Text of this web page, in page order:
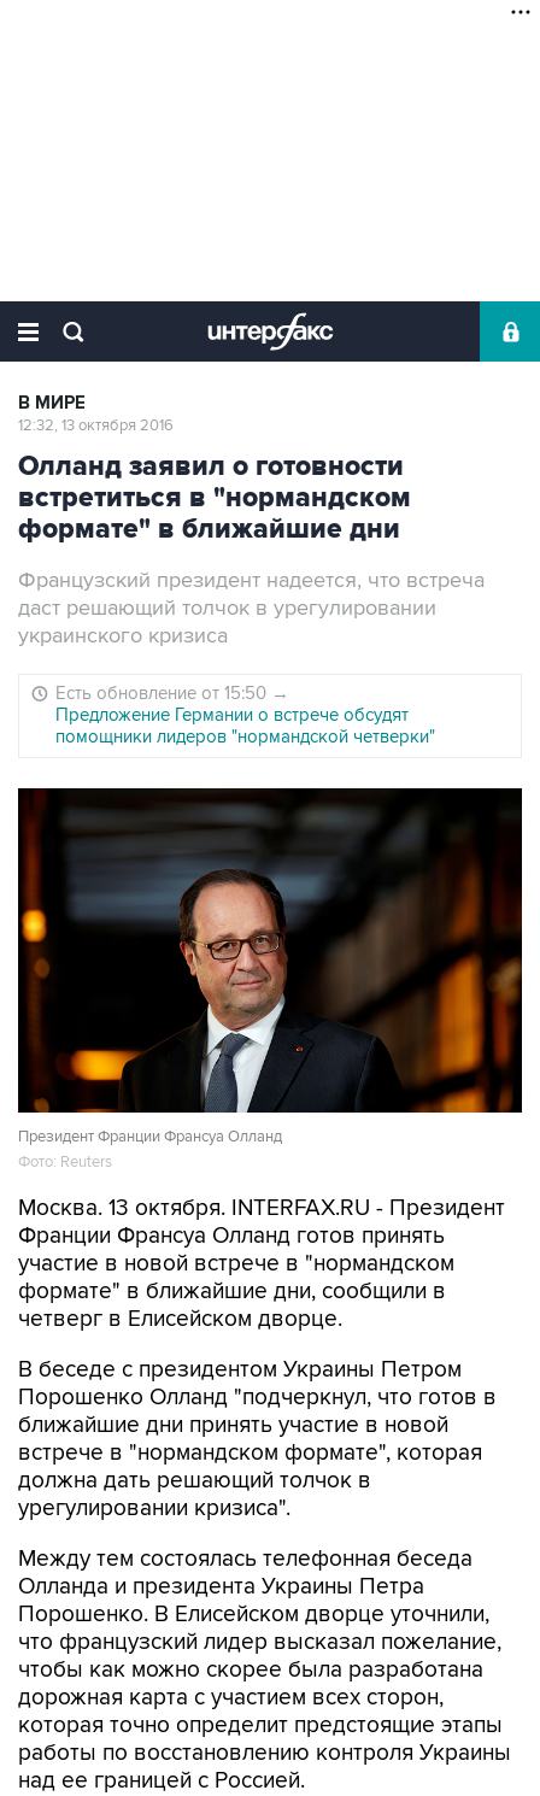
В МИРЕ
12:32, 13 октября 2016
Олланд заявил о готовности
встретиться в "нормандском
формате" в ближайшие дни
Французский президент надеется, что встреча
даст решающий толчок в урегулировании
украинского кризиса
Есть обновление от 15:50 →
Предложение Германии о встрече обсудят
помощники лидеров "нормандской четверки"
Президент Франции Франсуа Олланд
Фото: Reuters
Москва. 13 октября. INTERFAX.RU - Президент
Франции Франсуа Олланд готов принять
участие в новой встрече в "нормандском
формате" в ближайшие дни, сообщили в
четверг в Елисейском дворце.
В беседе с президентом Украины Петром
Порошенко Олланд "подчеркнул, что готов в
ближайшие дни принять участие в новой
встрече в "нормандском формате", которая
должна дать решающий толчок в
урегулировании кризиса".
Между тем состоялась телефонная беседа
Олланда и президента Украины Петра
Порошенко. В Елисейском дворце уточнили,
что французский лидер высказал пожелание,
чтобы как можно скорее была разработана
дорожная карта с участием всех сторон,
которая точно определит предстоящие этапы
работы по восстановлению контроля Украины
над ее границей с Россией.